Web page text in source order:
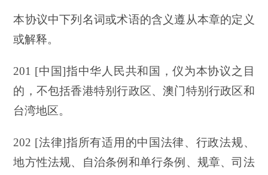
本协议中下列名词或术语的含义遵从本章的定义
或解释。
201 [中国]指中华人民共和国，仪为本协议之目
的，不包括香港特别行政区、澳门特别行政区和
台湾地区。
202 [法律]指所有适用的中国法律、行政法规、
地方性法规、自治条例和单行条例、规章、司法